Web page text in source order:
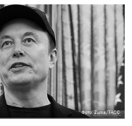
Фото: Zuma/ТАСС